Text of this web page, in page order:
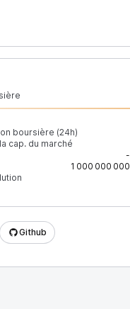
boursière (24h)
cap. du marché
-
1 000 000 000
Github